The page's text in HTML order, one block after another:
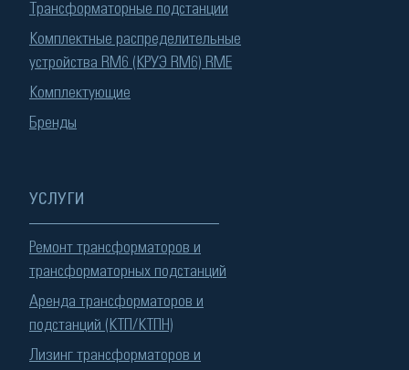
Трансформаторные подстанции
Комплектные распределительные
устройства RM6 (КРУЭ RM6) RME
Комплектующие
Бренды
УСЛУГИ
Ремонт трансформаторов и
трансформаторных подстанций
Аренда трансформаторов и
подстанций (КТП/КТПН)
Лизинг трансформаторов и